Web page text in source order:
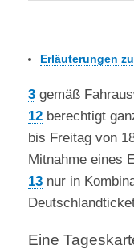
Erläuterungen
3 gemäß
12 berechtigt
bis Freitag von
Mitnahme eines
13 nur in
Eine